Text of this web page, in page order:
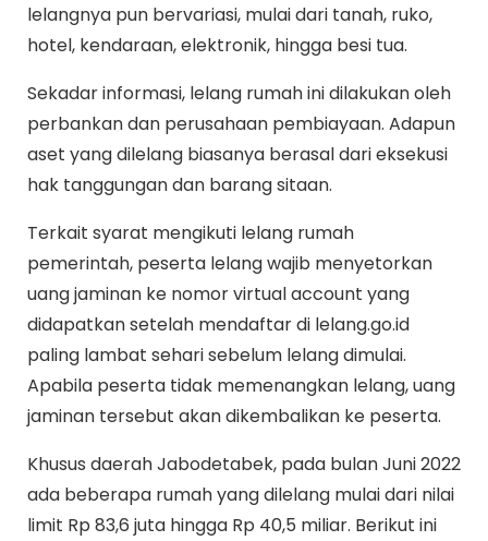
lelangnya pun bervariasi, mulai dari tanah, ruko,
hotel, kendaraan, elektronik, hingga besi tua.
Sekadar informasi, lelang rumah ini dilakukan oleh
perbankan dan perusahaan pembiayaan. Adapun
aset yang dilelang biasanya berasal dari eksekusi
hak tanggungan dan barang sitaan.
Terkait syarat mengikuti lelang rumah
pemerintah, peserta lelang wajib menyetorkan
uang jaminan ke nomor virtual account yang
didapatkan setelah mendaftar di lelang.go.id
paling lambat sehari sebelum lelang dimulai.
Apabila peserta tidak memenangkan lelang, uang
jaminan tersebut akan dikembalikan ke peserta.
Khusus daerah Jabodetabek, pada bulan Juni 2022
ada beberapa rumah yang dilelang mulai dari nilai
limit Rp 83,6 juta hingga Rp 40,5 miliar. Berikut ini